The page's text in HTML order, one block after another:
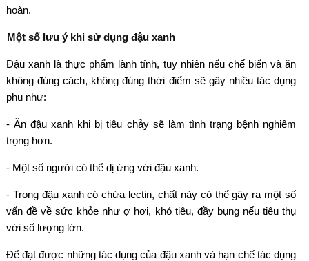
hoàn.
Một số lưu ý khi sử dụng đậu xanh
Đậu xanh là thực phẩm lành tính, tuy nhiên nếu chế biến và ăn
không đúng cách, không đúng thời điểm sẽ gây nhiều tác dụng
phụ như:
- Ăn đậu xanh khi bị tiêu chảy sẽ làm tình trạng bệnh nghiêm
trọng hơn.
- Một số người có thể dị ứng với đậu xanh.
- Trong đậu xanh có chứa lectin, chất này có thể gây ra một số
vấn đề về sức khỏe như ợ hơi, khó tiêu, đầy bụng nếu tiêu thụ
với số lượng lớn.
Để đạt được những tác dụng của đậu xanh và hạn chế tác dụng